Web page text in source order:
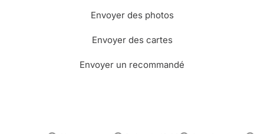
Envoyer des photos
Envoyer des cartes
Envoyer un recommandé